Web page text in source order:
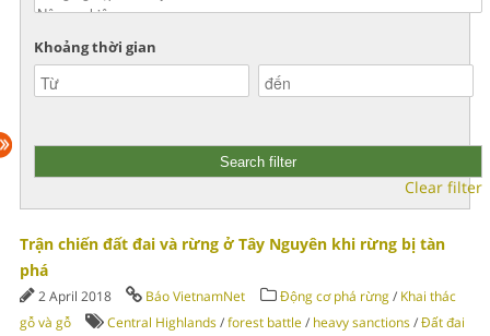
Khoảng thời gian
Clear filter
Trận chiến đất đai và rừng ở Tây Nguyên khi rừng bị tàn
phá
2 April 2018 Báo VietnamNet Động cơ phá rừng/ Khai thác
gỗ và gỗ
Central Highlands/forest battle/ heavy sanctions/Đất đai